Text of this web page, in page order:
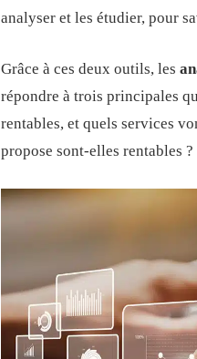
analyser et les étudier, pour
Grâce à ces deux outils, les
répondre à trois principales
rentables, et quels services
propose sont-elles rentables